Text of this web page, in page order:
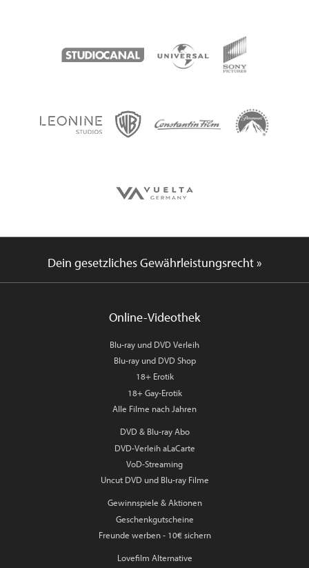
Dein gesetzliches Gewährleistungsrecht »
Online-Videothek
Blu-ray und DVD Verleih
Blu-ray und DVD Shop
18+ Erotik
18+ Gay-Erotik
Alle Filme nach Jahren
DVD & Blu-ray Abo
DVD-Verleih aLaCarte
VoD-Streaming
Uncut DVD und Blu-ray Filme
Gewinnspiele & Aktionen
Geschenkgutscheine
Freunde werben - 10€ sichern
Lovefilm Alternative